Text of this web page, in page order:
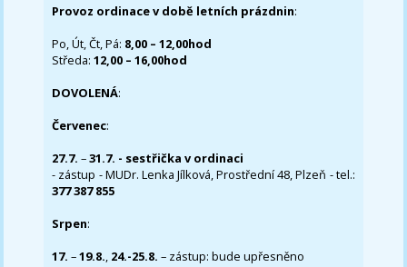
Provoz ordinace v době letních prázdnin:
Po, Út, Čt, Pá: 8,00 – 12,00hod
Středa:12,00 – 16,00hod
DOVOLENÁ:
Červenec:
27.7.–31.7. - sestřička v ordinaci
- zástup - MUDr. Lenka Jílková, Prostřední 48, Plzeň - tel.:
377 387 855
Srpen:
17. –19.8., 24.-25.8. – zástup: bude upřesněno